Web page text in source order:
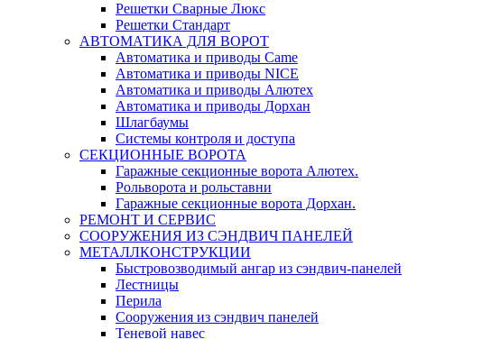
Решетки Сварные Люкс
Решетки Стандарт
АВТОМАТИКА ДЛЯ ВОРОТ
Автоматика и приводы Came
Автоматика и приводы NICE
Автоматика и приводы Алютех
Автоматика и приводы Дорхан
Шлагбаумы
Системы контроля и доступа
СЕКЦИОННЫЕ ВОРОТА
Гаражные секционные ворота Алютех.
Рольворота и рольставни
Гаражные секционные ворота Дорхан.
РЕМОНТ И СЕРВИС
СООРУЖЕНИЯ ИЗ СЭНДВИЧ ПАНЕЛЕЙ
МЕТАЛЛКОНСТРУКЦИИ
Быстровозводимый ангар из сэндвич-панелей
Лестницы
Перила
Сооружения из сэндвич панелей
Теневой навес